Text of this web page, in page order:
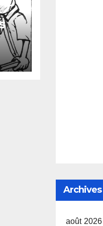
Archives
août 2026